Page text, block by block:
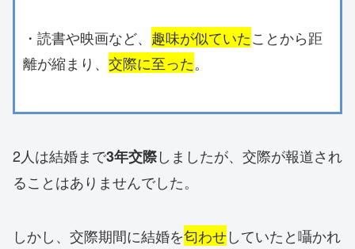
・読書や映画など、 趣味が似ていたことから距
離が縮まり、 交際に至った。
2人は結婚まで3年交際しましたが、交際が報道され
ることはありませんでした。
しかし、交際期間に結婚を匂わせしていたと囁かれ